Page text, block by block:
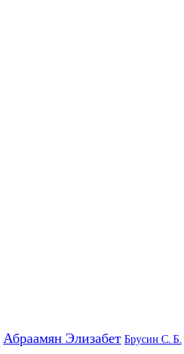
Абраамян Элизабет Брусин С. Б.